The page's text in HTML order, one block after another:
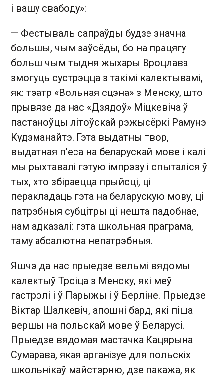
і вашу свабоду»:
— Фестываль сапраўды будзе значна
большы, чым заўсёды, бо на працягу
больш чым тыдня жыхары Вроцлава
змогуць сустрэцца з такімі калектывамі,
як: тэатр «Вольная сцэна» з Менску, што
прывязе да нас «Дзядоў» Міцкевіча ў
пастаноўцы літоўскай рэжысёркі Рамунэ
Кудзманайтэ. Гэта выдатны твор,
выдатная п’еса на беларускай мове і калі
мы рыхтавалі гэтую імпрэзу і спыталіся ў
тых, хто збіраецца прыйсці, ці
перакладаць гэта на беларускую мову, ці
патрэбныя субцітры ці нешта падобнае,
нам адказалі: гэта школьная праграма,
таму абсалютна непатрэбныя.
Яшчэ да нас прыедзе вельмі вядомы
калектыў Троіца з Менску, які меў
гастролі і ў Парыжы і ў Берліне. Прыедзе
Віктар Шалкевіч, апошні бард, які піша
вершы на польскай мове ў Беларусі.
Прыедзе вядомая мастачка Кацярына
Сумарава, якая арганізуе для польскіх
школьнікаў майстэрню, дзе пакажа, як